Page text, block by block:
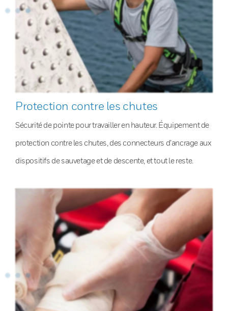
Protection contre les chutes
Sécurité de pointe pour travailler en hauteur. Équipement de
protection contre les chutes, des connecteurs d’ancrage aux
dispositifs de sauvetage et de descente, et tout le reste.